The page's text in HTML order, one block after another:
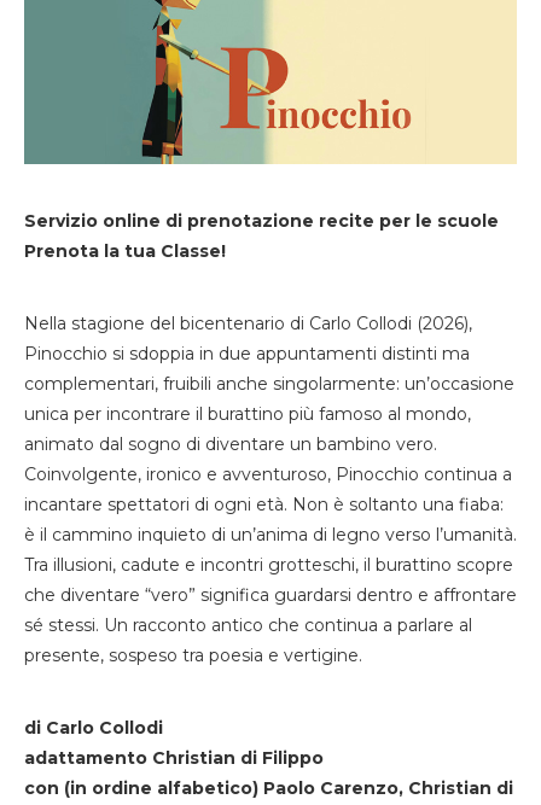
Servizio online di prenotazione recite per le scuole
Prenota la tua Classe!
Nella stagione del bicentenario di Carlo Collodi (2026),
Pinocchio si sdoppia in due appuntamenti distinti ma
complementari, fruibili anche singolarmente: un’occasione
unica per incontrare il burattino più famoso al mondo,
animato dal sogno di diventare un bambino vero.
Coinvolgente, ironico e avventuroso, Pinocchio continua a
incantare spettatori di ogni età. Non è soltanto una fiaba:
è il cammino inquieto di un’anima di legno verso l’umanità.
Tra illusioni, cadute e incontri grotteschi, il burattino scopre
che diventare “vero” significa guardarsi dentro e affrontare
sé stessi. Un racconto antico che continua a parlare al
presente, sospeso tra poesia e vertigine.
di Carlo Collodi
adattamento Christian di Filippo
con (in ordine alfabetico) Paolo Carenzo, Christian di